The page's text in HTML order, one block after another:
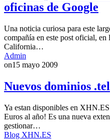
oficinas de Google
Una noticia curiosa para este
compañía en este post oficial, en
California…
Admin
on15 mayo 2009
Nuevos dominios .tel
Ya estan disponibles en
Euros al año! Es una nueva
gestionar…
Blog XHN.ES